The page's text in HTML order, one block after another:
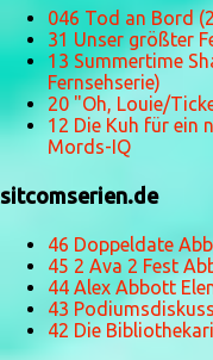
046 Tod an Bord
31 Unser größter
13 Summertime
Fernsehserie)
20 "Oh, Louie/
12 Die Kuh für ein
Mords-IQ
sitcomserien.de
46 Doppeldate
45 2 Ava 2 Fest
44 Alex Abbott
43
42 Die